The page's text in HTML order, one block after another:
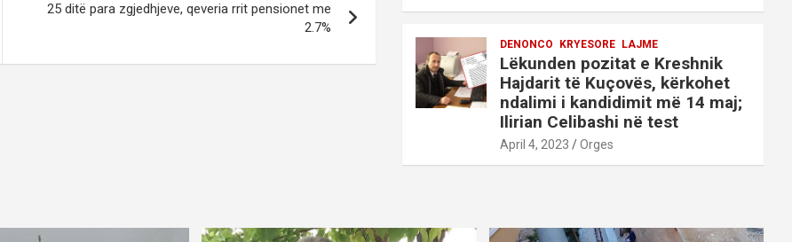
25 ditë para zgjedhjeve, qeveria rrit pensionet me
2.7%
DENONCO KRYESORE LAJME
Lëkunden pozitat e Kreshnik
Hajdarit të Kuçovës, kërkohet
ndalimi i kandidimit më 14 maj;
Ilirian Celibashi në test
April 4, 2023 Orges